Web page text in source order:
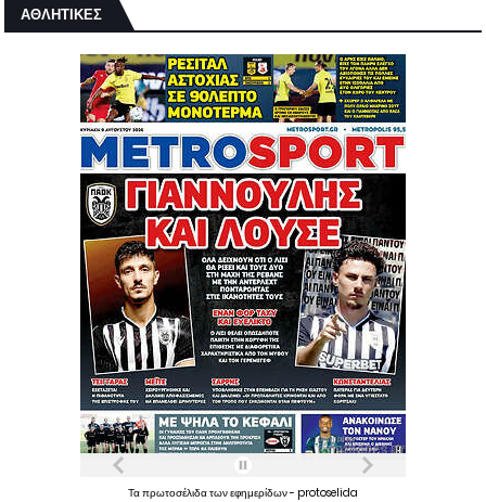
ΑΘΛΗΤΙΚΕΣ
Ταπρωτοσέλιδατωνεφημερίδων- protoselida